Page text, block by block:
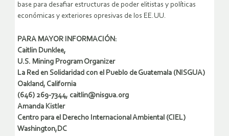
base para desafiar estructuras de poder elitistas y políticas
económicas y exteriores opresivas de los EE.UU.
PARA MAYOR INFORMACIÓN:
Caitlin Dunklee,
U.S. Mining Program Organizer
La Red en Solidaridad con el Pueblo de Guatemala (NISGUA)
Oakland, California
(646) 269-7344, caitlin@nisgua.org
Amanda Kistler
Centro para el Derecho Internacional Ambiental (CIEL)
Washington,DC